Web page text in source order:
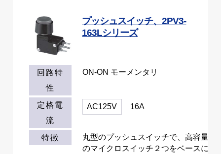
プッシュスイッチ、2PV3-
163Lシリーズ
回路特
性
ON-ON モーメンタリ
定格電
流
AC125V 16A
特徴
丸型のプッシュスイッチで、高容量
のマイクロスイッチ２つをベースに